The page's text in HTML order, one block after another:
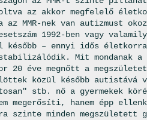
oltva az akkor megfelelő
az MMR-nek van autizmust
1992-ben vagy
később – ennyi idős
Mit mondanak a
20 éve megnőtt a
közül később
stb. nő a gyermekek
megerősíti, hanem épp
ra szinte minden